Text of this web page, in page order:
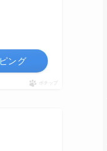
ング
ポチップ